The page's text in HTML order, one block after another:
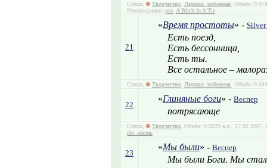
Стихи, Творчество Лирика: любовная , Объём:
Рекомендации: pro A Bitch In A Tie
21
«Время простоты» -
Есть поезд,
Есть бессонница,
Есть ты.
Все остальное –
Стихи, Творчество Лирика: любовная , Объём:
22
«Глиняные боги» - Веспер
потрясающе
Стихи, Творчество , Объём: 0.0229 а.л., 27 02
der_жизнь
23
«Мы были» - Веспер
Мы были Боги. Мы